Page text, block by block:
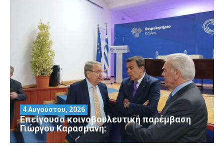
Επείγουσα κοινοβουλευτική παρέμβαση
Γιώργου Καρασμάνη:
4 Αυγούστου, 2026